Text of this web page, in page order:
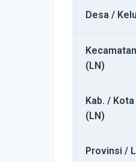
Desa /
(LN)
Kab. /
(LN)
Provinsi /